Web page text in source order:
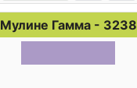
Мулине Гамма - 3238